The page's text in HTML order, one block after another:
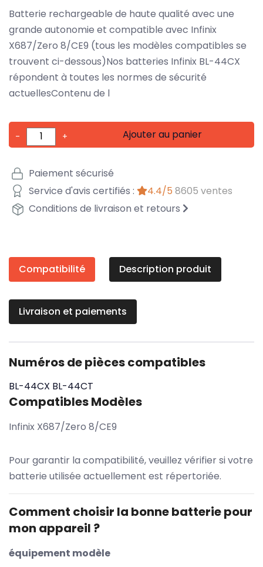
Batterie rechargeable de haute qualité avec une
grande autonomie et compatible avec Infinix
X687/Zero 8/CE9 (tous les modèles compatibles se
trouvent ci-dessous)Nos batteries Infinix BL-44CX
répondent à toutes les normes de sécurité
actuellesContenu de l
- + Ajouter au panier
Paiement sécurisé
Service d'avis certifiés :
4.4/5 8605 ventes
Conditions de livraison et retours
Compatibilité Description produit
Livraison et paiements
Numéros de pièces compatibles
BL-44CX BL-44CT
Compatibles Modèles
Infinix X687/Zero 8/CE9
Pour garantir la compatibilité, veuillez vérifier si votre
batterie utilisée actuellement est répertoriée.
Comment choisir la bonne batterie pour
mon appareil ?
équipement modèle